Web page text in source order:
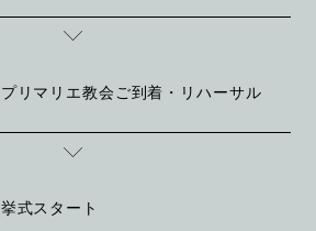
プリマリエ教会ご到着・リハーサル
挙式スタート